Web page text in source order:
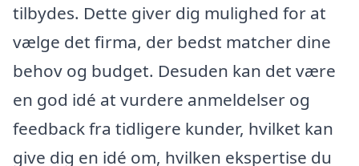
tilbydes. Dette giver dig mulighed for at
vælge det firma, der bedst matcher dine
behov og budget. Desuden kan det være
en god idé at vurdere anmeldelser og
feedback fra tidligere kunder, hvilket kan
give dig en idé om, hvilken ekspertise du